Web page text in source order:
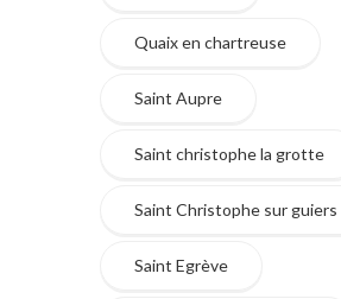
Quaix en chartreuse
Saint Aupre
Saint christophe la grotte
Saint Christophe sur guiers
Saint Egrève